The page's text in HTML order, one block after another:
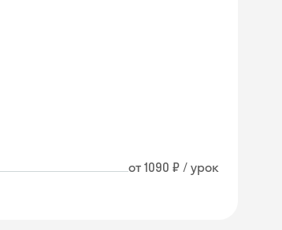
от 1090 ₽ / урок